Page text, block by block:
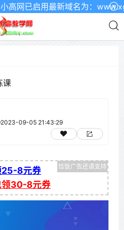
高网已启用最新域名为：
课
2023-09-05 21:43:29
25-8元券
领30-8元券